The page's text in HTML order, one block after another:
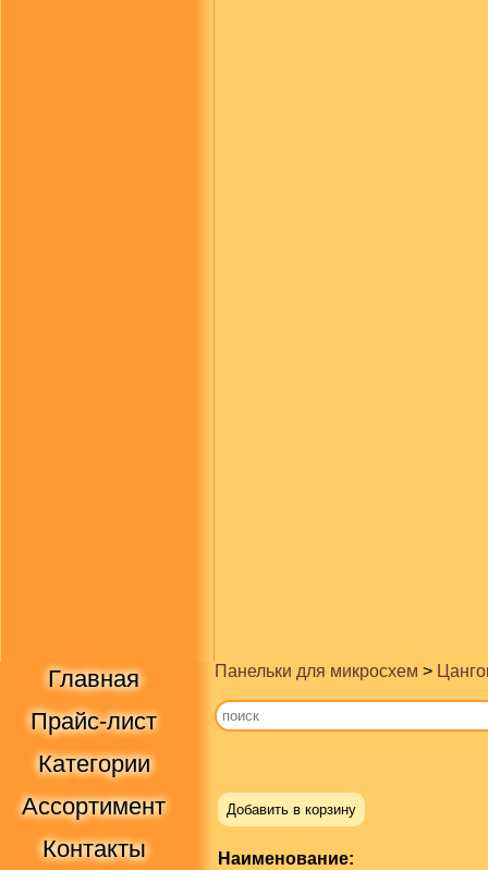
Главная
Прайс-лист
Категории
Ассортимент
Контакты
Панельки для микросхем >
Добавить в корзину
Наименование: